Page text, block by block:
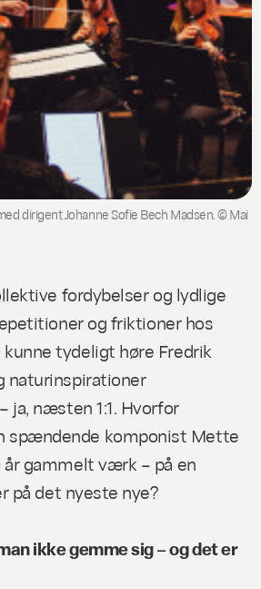
dirigent Johanne Sofie Bech Madsen. © Mai
fordybelser og lydlige
og friktioner hos
kunne tydeligt høre Fredrik
naturinspirationer
– ja, næsten 1:1. Hvorfor
spændende komponist Mette
år gammelt værk – på en
på det nyeste nye?
ikke gemme sig – og det er